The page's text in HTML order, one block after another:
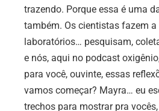
trazendo. Porque essa é uma
também. Os cientistas fazem
laboratórios… pesquisam,
e nós, aqui no podcast
para você, ouvinte, essas
vamos começar? Mayra… eu
trechos para mostrar pra